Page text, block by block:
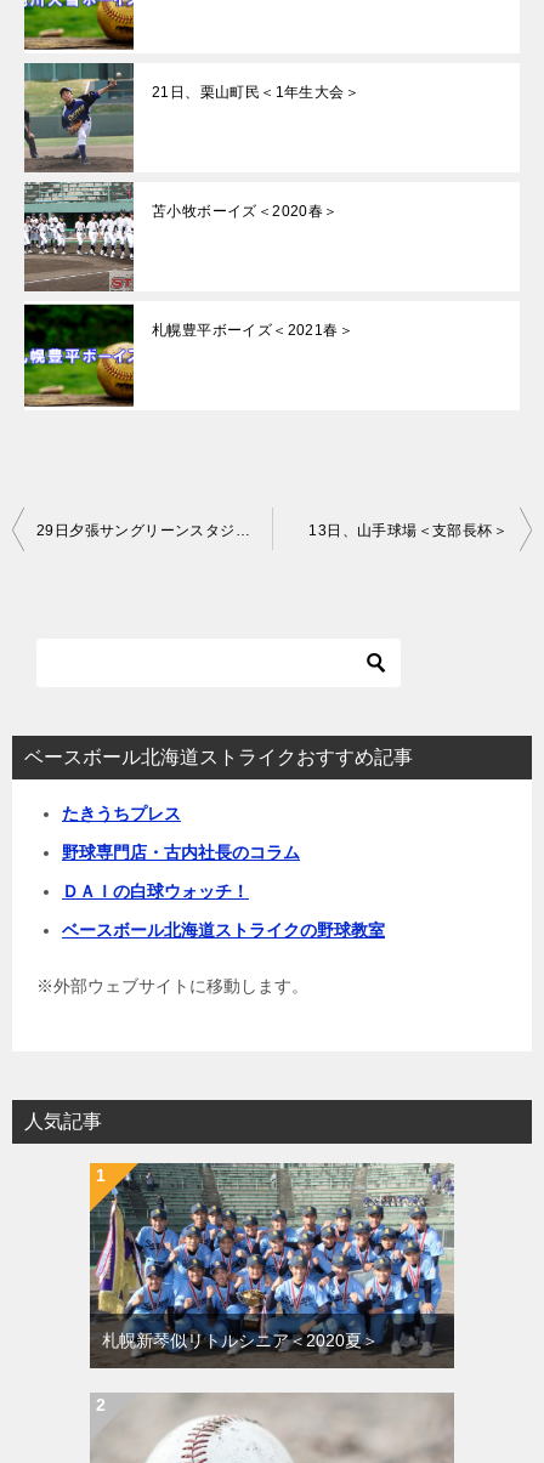
21日、栗山町民＜1年生大会＞
苫小牧ボーイズ＜2020春＞
札幌豊平ボーイズ＜2021春＞
投
シ
29日夕張サングリーンスタジアム＜全国予選会＞ 13日、山手球場＜支部長杯＞
ベースボール北海道ストライクおすすめ記事
たきうちプレス
野球専門店・古内社長のコラム
ＤＡＩの白球ウォッチ！
ベースボール北海道ストライクの野球教室
※外部ウェブサイトに移動します。
人気記事
札幌新琴似リトルシニア＜2020夏＞